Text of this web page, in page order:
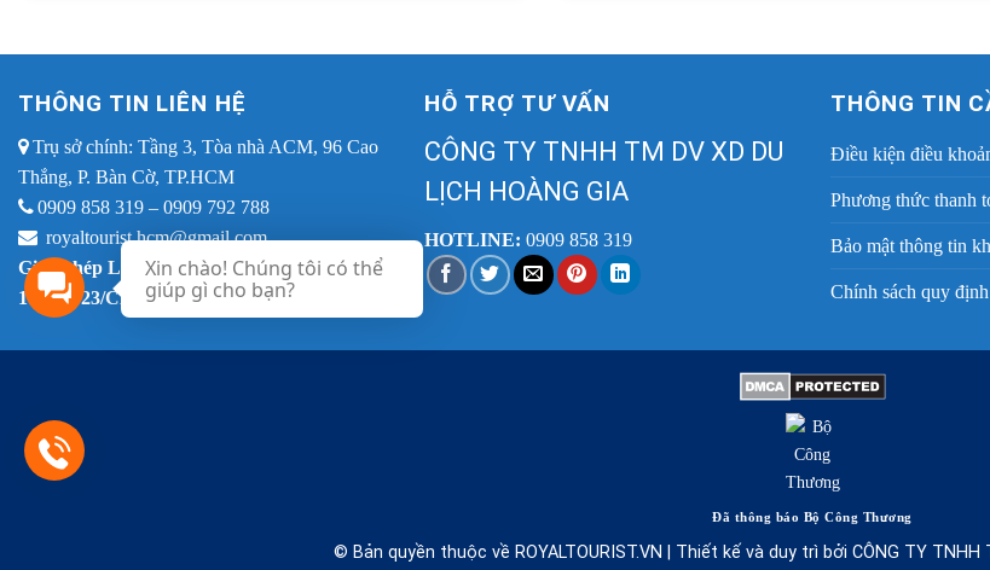
THÔNG TIN LIÊN HỆ
Trụ sở chính: Tầng 3, Tòa nhà ACM, 96 Cao
Thắng, P. Bàn Cờ, TP.HCM
0909 858 319 – 0909 792 788
royaltourist.hcm@gmail.com
Giấy phép LHQT: 79-
1763/2023/CDLQGVN-GP LHQT
HỖ TRỢ TƯ VẤN
CÔNG TY TNHH TM DV XD DU
LỊCH HOÀNG GIA
HOTLINE: 0909 858 319
THÔNG TIN
Điều kiện điều
Phương thức thanh
Bảo mật thông tin
Chính sách quy định
Đã thông báo Bộ Công Thương
© Bản quyền thuộc về ROYALTOURIST.VN | Thiết kế và duy trì bởi CÔNG TY TNHH
Xin chào! Chúng tôi có thể
giúp gì cho bạn?